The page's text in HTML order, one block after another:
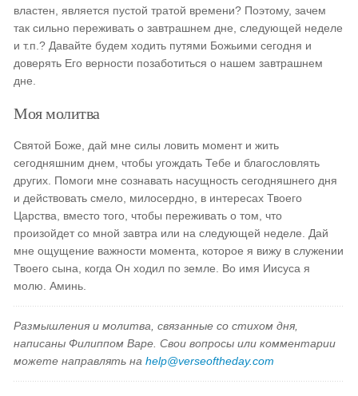
властен, является пустой тратой времени? Поэтому, зачем
так сильно переживать о завтрашнем дне, следующей неделе
и т.п.? Давайте будем ходить путями Божьими сегодня и
доверять Его верности позаботиться о нашем завтрашнем
дне.
Моя молитва
Святой Боже, дай мне силы ловить момент и жить
сегодняшним днем, чтобы угождать Тебе и благословлять
других. Помоги мне сознавать насущность сегодняшнего дня
и действовать смело, милосердно, в интересах Твоего
Царства, вместо того, чтобы переживать о том, что
произойдет со мной завтра или на следующей неделе. Дай
мне ощущение важности момента, которое я вижу в служении
Твоего сына, когда Он ходил по земле. Во имя Иисуса я
молю. Аминь.
Размышления и молитва, связанные со стихом дня,
написаны Филиппом Варе. Свои вопросы или комментарии
можете направлять наhelp@verseoftheday.com